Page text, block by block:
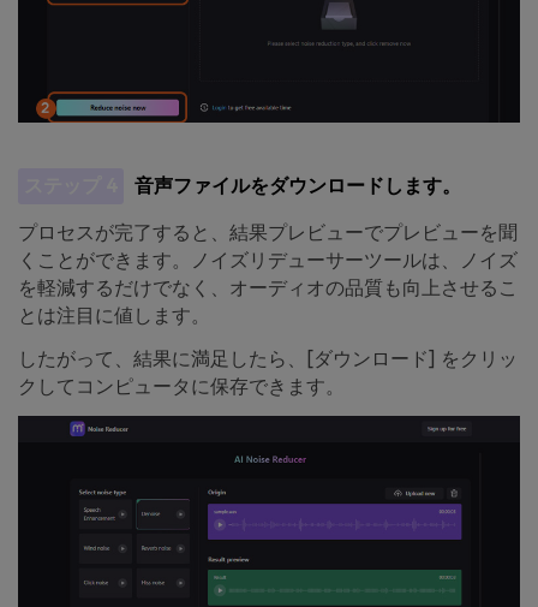
音声ファイルをダウンロードします。
プロセスが完了すると、結果プレビューでプレビューを聞
くことができます。ノイズリデューサーツールは、ノイズ
を軽減するだけでなく、オーディオの品質も向上させるこ
とは注目に値します。
したがって、結果に満足したら、[ダウンロード] をクリッ
クしてコンピュータに保存できます。